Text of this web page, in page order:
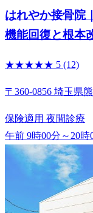
はれやか接骨院
機能回復と根本
★★★★★ 5 (12)
〒360-0856 埼玉県
保険適用 夜間診療
午前 9時00分～20時